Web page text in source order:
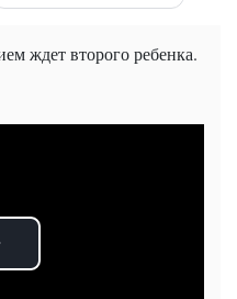
ждет второго ребенка.